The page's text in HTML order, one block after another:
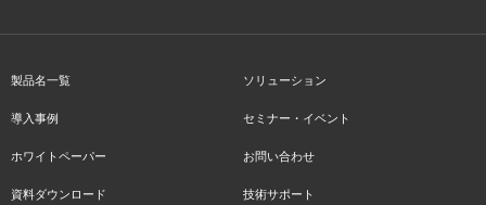
製品名一覧 ソリューション
導入事例 セミナー・イベント
ホワイトペーパー お問い合わせ
資料ダウンロード 技術サポート